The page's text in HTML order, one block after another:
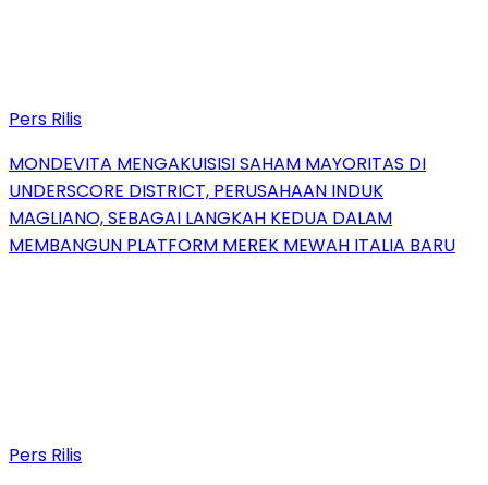
Pers Rilis
MONDEVITA MENGAKUISISI SAHAM MAYORITAS DI
UNDERSCORE DISTRICT, PERUSAHAAN INDUK
MAGLIANO, SEBAGAI LANGKAH KEDUA DALAM
MEMBANGUN PLATFORM MEREK MEWAH ITALIA BARU
Pers Rilis